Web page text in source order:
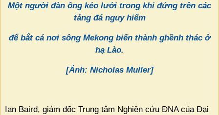
Một người đàn ông kéo lưới trong khi đứng trên các
tảng đá nguy hiểm
để bắt cá nơi sông Mekong biến thành ghềnh thác ở
hạ Lào.
[Ảnh: Nicholas Muller]
Ian Baird, giám đốc Trung tâm Nghiên cứu ĐNA của Đại